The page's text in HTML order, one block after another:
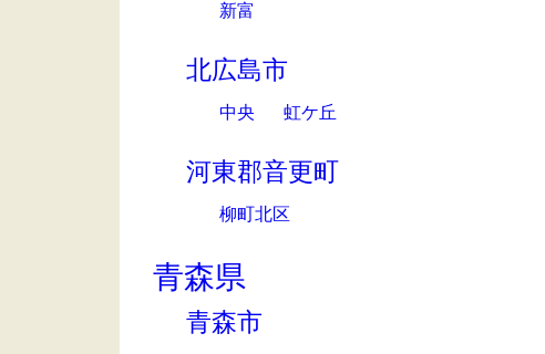
新富
北広島市
中央 虹ケ丘
河東郡音更町
柳町北区
青森県
青森市